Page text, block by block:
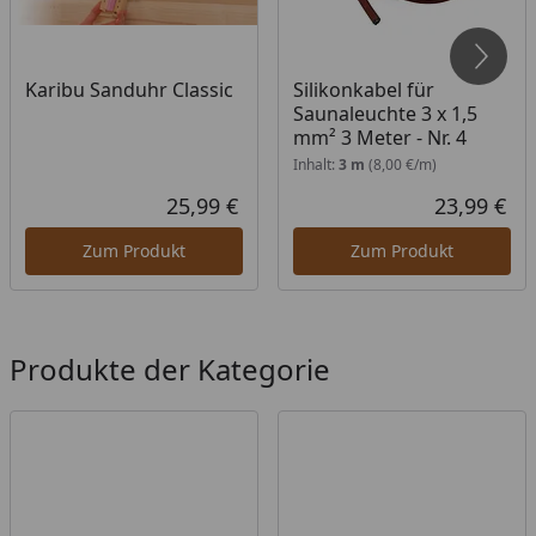
Karibu Sanduhr Classic
Aktueller Preis
25,99 €
Zum Produkt
Silikonkabel für
Saunaleuchte 3 x 1,5
mm² 3 Meter - Nr. 4
Inhalt: 3 m (8,00 €/m)
23,99 €
Zum Produkt
Produkte der Kategorie